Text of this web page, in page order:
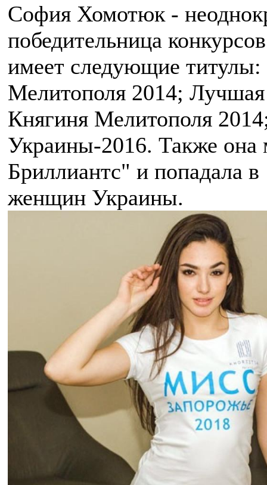
София Хомотюк -
победительница
имеет следующие титулы:
Мелитополя 2014; Лучшая
Княгиня Мелитополя
Украины-2016. Также
Бриллиантс" и попадала
женщин Украины.